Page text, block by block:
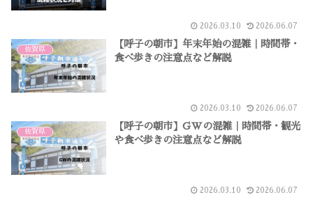
2026.03.10 2026.06.07
佐賀県
【呼子の朝市】年末年始の混雑｜時間帯・
食べ歩きの注意点など解説
2026.03.10 2026.06.07
佐賀県
【呼子の朝市】GWの混雑｜時間帯・観光
や食べ歩きの注意点など解説
2026.03.10 2026.06.07